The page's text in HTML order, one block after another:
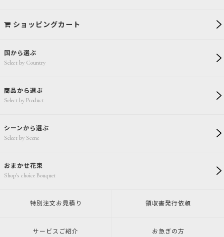
国から選ぶ
Select by Country
商品から選ぶ
Select by Product
シーンから選ぶ
Select by Scene
おまかせ花束
Shop's choice Bouquet
ショッピングカート
特別注文 お見積り 領収書発行依頼
サービスご紹介 お急ぎの方